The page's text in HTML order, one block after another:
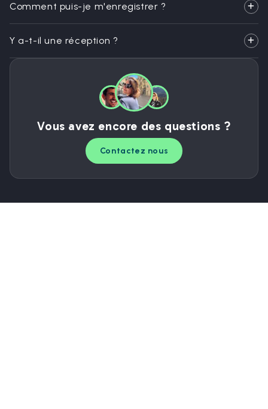
Comment puis-je m'enregistrer ?
Y a-t-il une réception ?
Vous avez encore des questions ?
Contactez nous